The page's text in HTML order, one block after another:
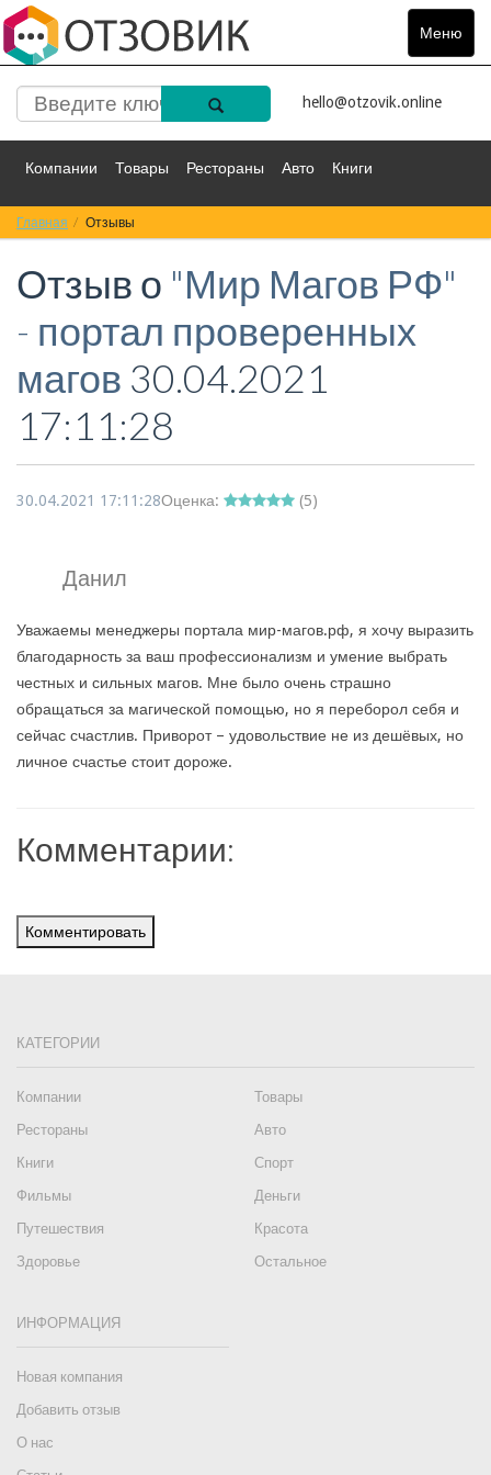
Меню
Toggle
hello@otzovik.online
Компании Товары Рестораны Авто Книги
Спорт Фильмы
Красота Здоровье Остальное
Главная Отзывы
Отзыв о "Мир Магов РФ"
- портал проверенных
магов 30.04.2021
17:11:28
30.04.2021 17:11:28Оценка: (5)
Данил
Уважаемы менеджеры портала мир-магов.рф, я хочу выразить
благодарность за ваш профессионализм и умение выбрать
честных и сильных магов. Мне было очень страшно
обращаться за магической помощью, но я переборол себя и
сейчас счастлив. Приворот – удовольствие не из дешёвых, но
личное счастье стоит дороже.
Комментарии:
Комментировать
КАТЕГОРИИ
Компании
Товары
Рестораны
Авто
Книги
Спорт
Фильмы
Деньги
Путешествия
Красота
Здоровье
Остальное
ИНФОРМАЦИЯ
Новая компания
Добавить отзыв
О нас